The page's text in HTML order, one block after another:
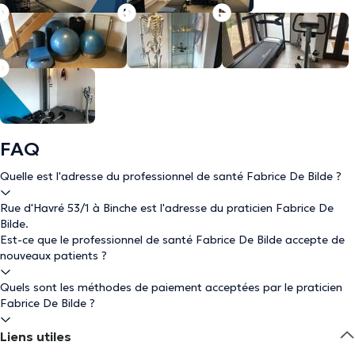
FAQ
Quelle est l'adresse du professionnel de santé Fabrice De Bilde ?
Rue d'Havré 53/1 à Binche est l'adresse du praticien Fabrice De
Bilde.
Est-ce que le professionnel de santé Fabrice De Bilde accepte de
nouveaux patients ?
Quels sont les méthodes de paiement acceptées par le praticien
Fabrice De Bilde ?
Liens utiles